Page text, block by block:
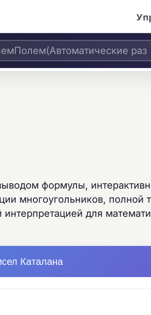
формулы,
многоугольников, полной
для
Каталана